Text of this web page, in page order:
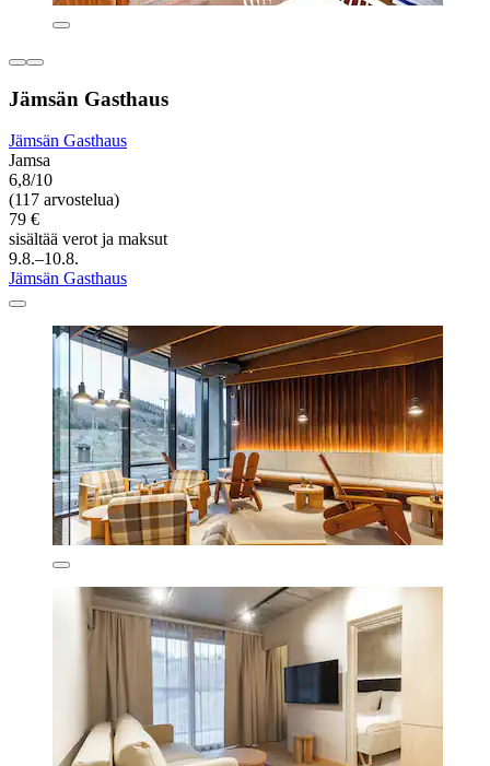
Jämsän Gasthaus
Jämsän Gasthaus
Jamsa
6,8/10
(117 arvostelua)
79 €
sisältää verot ja maksut
9.8.–10.8.
Jämsän Gasthaus